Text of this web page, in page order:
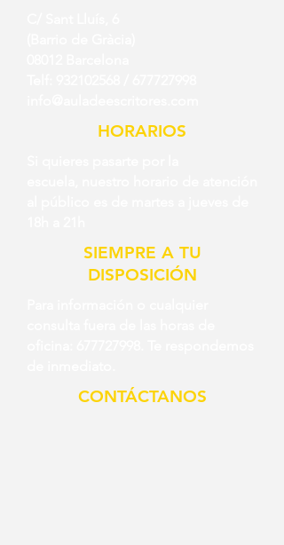
HORARIOS
SIEMPRE A TU
DISPOSICIÓN
CONTÁCTANOS